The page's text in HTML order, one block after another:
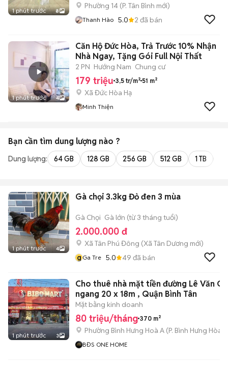
1 phút trước 8
Phường 14 (P. Tân Bình mới)
Thanh Hào 5.0 2 đã bán
1 phút trước 4
Căn Hộ Đức Hòa, Trả Trước 10% Nhận
Nhà Ngay, Tặng Gói Full Nội Thất
2 PN Hướng Nam Chung cư
179 triệu 3,5 tr/m² 51 m²
Xã Đức Hòa Hạ
Minh Thiện
Bạn cần tìm dung lượng nào ?
Dung lượng: 64 GB 128 GB 256 GB 512 GB 1 TB
1 phút trước 4
Gà chọi 3.3kg Đỏ đen 3 mùa
Gà Chọi Gà lớn (từ 3 tháng tuổi)
2.000.000 đ
Xã Tân Phú Đông (Xã Tân Dương mới)
gGa Tre 5.0 49 đã bán
1 phút trước 3
Cho thuê nhà mặt tiền đường Lê Văn
ngang 20 x 18m , Quận Bình Tân
Mặt bằng kinh doanh
80 triệu/tháng 370 m²
Phường Bình Hưng Hoà A (P. Bình Hưng Hòa
BĐS ONE HOME